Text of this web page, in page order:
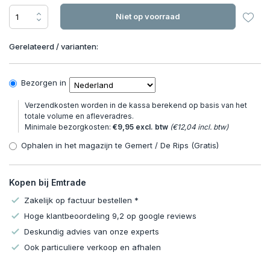
Niet op voorraad
Gerelateerd / varianten:
Bezorgen in
Verzendkosten worden in de kassa berekend op basis van het
totale volume en afleveradres.
Minimale bezorgkosten: €9,95 excl. btw (€12,04 incl. btw)
Ophalen in het magazijn te Gemert / De Rips (Gratis)
Kopen bij Emtrade
Zakelijk op factuur bestellen *
Hoge klantbeoordeling 9,2 op google reviews
Deskundig advies van onze experts
Ook particuliere verkoop en afhalen